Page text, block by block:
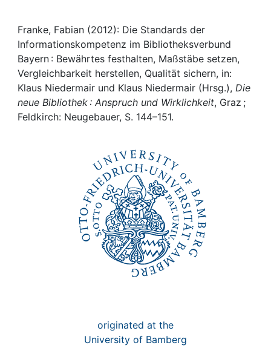
Help
Franke, Fabian (2012): Die Standards der
Informationskompetenz im Bibliotheksverbund
Bayern : Bewährtes festhalten, Maßstäbe setzen,
Vergleichbarkeit herstellen, Qualität sichern, in:
Klaus Niedermair und Klaus Niedermair (Hrsg.), Die
neue Bibliothek : Anspruch und Wirklichkeit, Graz ;
Feldkirch: Neugebauer, S. 144–151.
originated at the
University of Bamberg